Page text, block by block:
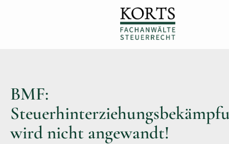
BMF:
wird nicht angewandt!